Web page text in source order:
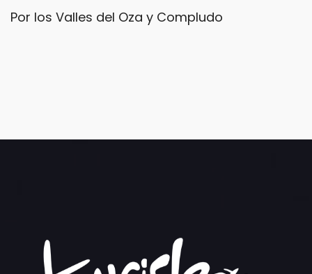
Por los Valles del Oza y Compludo